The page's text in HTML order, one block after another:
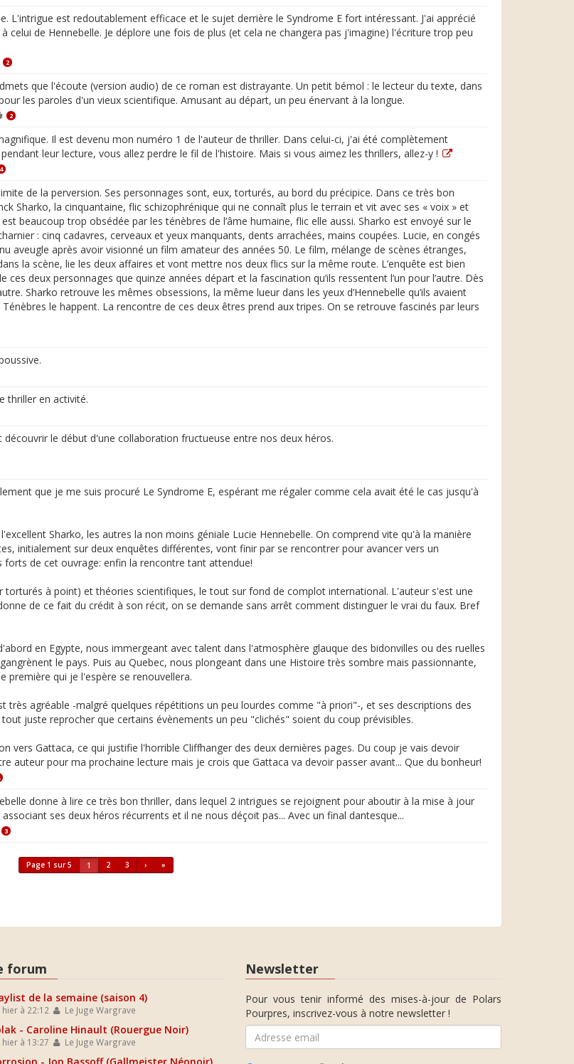
est redoutablement efficace et le sujet derrière le Syndrome E fort intéressant. J'ai apprécié
celui de Hennebelle. Je déplore une fois de plus (et cela ne changera pas j'imagine) l'écriture trop peu
2
que l'écoute (version audio) de ce roman est distrayante. Un petit bémol : le lecteur du texte, dans
les paroles d'un vieux scientifique. Amusant au départ, un peu énervant à la longue.
2
Il est devenu mon numéro 1 de l'auteur de thriller. Dans celui-ci, j'ai été complètement
leur lecture, vous allez perdre le fil de l'histoire. Mais si vous aimez les thrillers, allez-y !
4
de la perversion. Ses personnages sont, eux, torturés, au bord du précipice. Dans ce très bon
Sharko, la cinquantaine, flic schizophrénique qui ne connaît plus le terrain et vit avec ses « voix » et
beaucoup trop obsédée par les ténèbres de l’âme humaine, flic elle aussi. Sharko est envoyé sur le
: cinq cadavres, cerveaux et yeux manquants, dents arrachées, mains coupées. Lucie, en congés
aveugle après avoir visionné un film amateur des années 50. Le film, mélange de scènes étranges,
la scène, lie les deux affaires et vont mettre nos deux flics sur la même route. L’enquête est bien
deux personnages que quinze années départ et la fascination qu’ils ressentent l’un pour l’autre. Dès
Sharko retrouve les mêmes obsessions, la même lueur dans les yeux d’Hennebelle qu’ils avaient
le happent. La rencontre de ces deux êtres prend aux tripes. On se retrouve fascinés par leurs
thriller en activité.
le début d'une collaboration fructueuse entre nos deux héros.
que je me suis procuré Le Syndrome E, espérant me régaler comme cela avait été le cas jusqu'à
Sharko, les autres la non moins géniale Lucie Hennebelle. On comprend vite qu'à la manière
initialement sur deux enquêtes différentes, vont finir par se rencontrer pour avancer vers un
de cet ouvrage: enfin la rencontre tant attendue!
torturés à point) et théories scientifiques, le tout sur fond de complot international. L'auteur s'est une
de ce fait du crédit à son récit, on se demande sans arrêt comment distinguer le vrai du faux. Bref
en Egypte, nous immergeant avec talent dans l'atmosphère glauque des bidonvilles ou des ruelles
le pays. Puis au Quebec, nous plongeant dans une Histoire très sombre mais passionnante,
première qui je l'espère se renouvellera.
très agréable -malgré quelques répétitions un peu lourdes comme "à priori"-, et ses descriptions des
juste reprocher que certains évènements un peu "clichés" soient du coup prévisibles.
vers Gattaca, ce qui justifie l'horrible Cliffhanger des deux dernières pages. Du coup je vais devoir
auteur pour ma prochaine lecture mais je crois que Gattaca va devoir passer avant... Que du bonheur!
donne à lire ce très bon thriller, dans lequel 2 intrigues se rejoignent pour aboutir à la mise à jour
ses deux héros récurrents et il ne nous déçoit pas... Avec un final dantesque...
3
Page 1 sur 5 1 2 3 › »
forum
de la semaine (saison 4)
hier à 22:12 Le Juge Wargrave
- Caroline Hinault (Rouergue Noir)
hier à 13:27 Le Juge Wargrave
Newsletter
Pour vous tenir informé des mises-à-jour de Polars
Pourpres, inscrivez-vous à notre newsletter !